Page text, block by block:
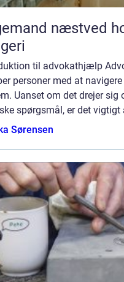
næstved holdbare fuger til boliger og
til advokathjælp
personer med at
Uanset om det drejer
spørgsmål, er det vigtigt
Sørensen